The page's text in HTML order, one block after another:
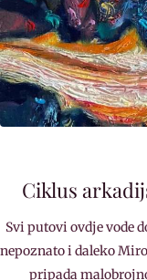
Ciklus
Svi putovi ovdje vode
nepoznato i daleko
pripada